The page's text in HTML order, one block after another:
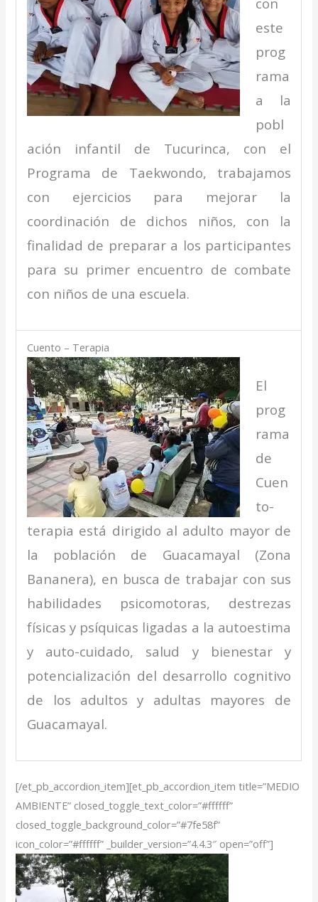
este
prog
rama
a la
pobl
ación infantil de Tucurinca, con el
Programa de Taekwondo, trabajamos
con ejercicios para mejorar la
coordinación de dichos niños, con la
finalidad de preparar a los participantes
para su primer encuentro de combate
con niños de una escuela.
Cuento – Terapia
El
prog
rama
de
Cuen
to-
terapia está dirigido al adulto mayor de
la población de Guacamayal (Zona
Bananera), en busca de trabajar con sus
habilidades psicomotoras, destrezas
físicas y psíquicas ligadas a la autoestima
y auto-cuidado, salud y bienestar y
potencialización del desarrollo cognitivo
de los adultos y adultas mayores de
Guacamayal.
[/et_pb_accordion_item][et_pb_accordion_item title=”MEDIO
AMBIENTE” closed_toggle_text_color=”#ffffff”
closed_toggle_background_color=”#7fe58f”
icon_color=”#ffffff” _builder_version=”4.4.3″ open=”off”]